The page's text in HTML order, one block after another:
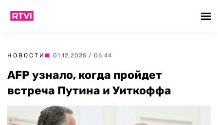
НОВОСТИ | 01.12.2025 / 06:44
AFP узнало, когда пройдет
встреча Путина и Уиткоффа